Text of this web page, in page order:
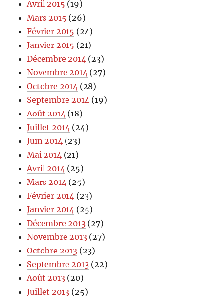
Avril 2015 (19)
Mars 2015 (26)
Février 2015 (24)
Janvier 2015 (21)
Décembre 2014 (23)
Novembre 2014 (27)
Octobre 2014 (28)
Septembre 2014 (19)
Août 2014 (18)
Juillet 2014 (24)
Juin 2014 (23)
Mai 2014 (21)
Avril 2014 (25)
Mars 2014 (25)
Février 2014 (23)
Janvier 2014 (25)
Décembre 2013 (27)
Novembre 2013 (27)
Octobre 2013 (23)
Septembre 2013 (22)
Août 2013 (20)
Juillet 2013 (25)